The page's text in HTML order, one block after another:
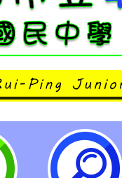
心115年4
學